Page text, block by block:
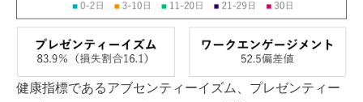
健康指標であるアブセンティーイズム、プレゼンティー